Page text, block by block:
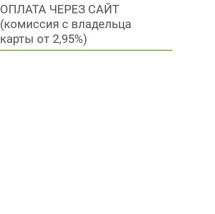
ОПЛАТА ЧЕРЕЗ САЙТ
(комиссия с владельца
карты от 2,95%)